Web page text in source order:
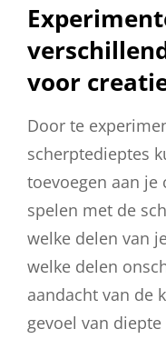
voor
Door te
scherptedieptes
toevoegen aan
spelen met de
welke delen van
welke delen
aandacht van de
gevoel van